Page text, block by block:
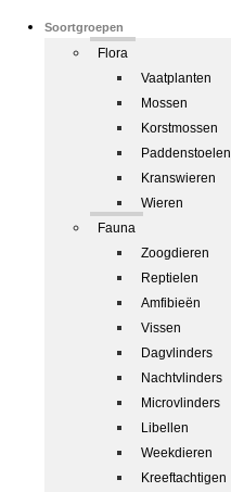
Soortgroepen
Flora
Vaatplanten
Mossen
Korstmossen
Paddenstoelen
Kranswieren
Wieren
Fauna
Zoogdieren
Reptielen
Amfibieën
Vissen
Dagvlinders
Nachtvlinders
Microvlinders
Libellen
Weekdieren
Kreeftachtigen